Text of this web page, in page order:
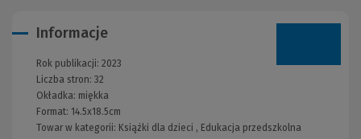
Informacje
Rok publikacji: 2023
Liczba stron: 32
Okładka: miękka
Format: 14.5x18.5cm
Towar w kategorii: Książki dla dzieci , Edukacja przedszkolna